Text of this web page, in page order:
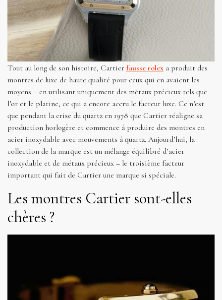
Tout au long de son histoire, Cartier fausse rolex a produit des
montres de luxe de haute qualité pour ceux qui en avaient les
moyens – en utilisant uniquement des métaux précieux tels que
l’or et le platine, ce qui a encore accru le facteur luxe. Ce n’est
que pendant la crise du quartz en 1978 que Cartier réaligne sa
production horlogère et commence à produire des montres en
acier inoxydable avec mouvements à quartz. Aujourd’hui, la
collection de la marque est un mélange équilibré d’acier
inoxydable et de métaux précieux – le troisième facteur
important qui fait de Cartier une marque si spéciale.
Les montres Cartier sont-elles
chères ?